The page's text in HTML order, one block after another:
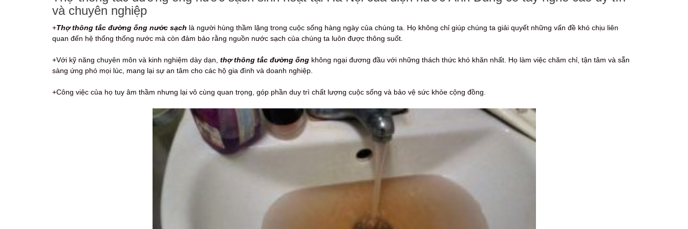
và chuyên nghiệp
+Thợ thông tắc đường ống nước sạch là người hùng thầm lặng trong cuộc sống hàng ngày của chúng ta. Họ không chỉ giúp chúng ta giải quyết những vấn đề khó chịu liên
quan đến hệ thống thống nước mà còn đảm bảo rằng nguồn nước sạch của chúng ta luôn được thông suốt.
+Với kỹ năng chuyên môn và kinh nghiệm dày dạn, thợ thông tắc đường ống không ngại đương đầu với những thách thức khó khăn nhất. Họ làm việc chăm chỉ, tận tâm và sẵn
sàng ứng phó mọi lúc, mang lại sự an tâm cho các hộ gia đình và doanh nghiệp.
+Công việc của họ tuy âm thầm nhưng lại vô cùng quan trọng, góp phần duy trì chất lượng cuộc sống và bảo vệ sức khỏe cộng đồng.